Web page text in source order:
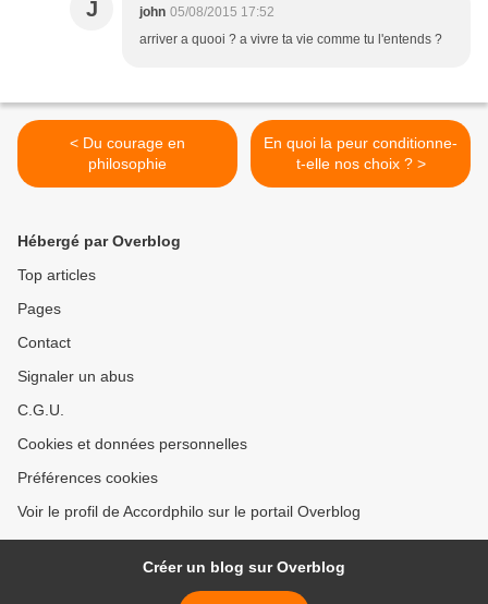
J john 05/08/2015 17:52
arriver a quooi ? a vivre ta vie comme tu l'entends ?
< Du courage en
philosophie
En quoi la peur conditionne-
t-elle nos choix ? >
Hébergé par Overblog
Top articles
Pages
Contact
Signaler un abus
C.G.U.
Cookies et données personnelles
Préférences cookies
Voir le profil de Accordphilo sur le portail Overblog
Créer un blog sur Overblog